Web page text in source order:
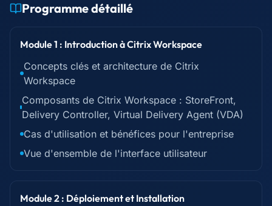
Programme détaillé
Module 1 : Introduction à Citrix Workspace
Concepts clés et architecture de Citrix
Workspace
Composants de Citrix Workspace : StoreFront,
Delivery Controller, Virtual Delivery Agent (VDA)
Cas d'utilisation et bénéfices pour l'entreprise
Vue d'ensemble de l'interface utilisateur
Module 2 : Déploiement et Installation